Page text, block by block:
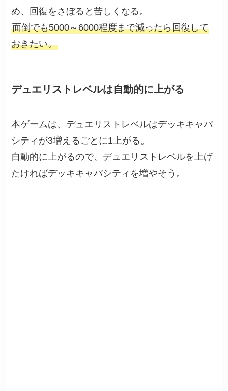
め、回復をさぼると苦しくなる。
面倒でも5000～6000程度まで減ったら回復して
おきたい。
デュエリストレベルは自動的に上がる
本ゲームは、デュエリストレベルはデッキキャパ
シティが3増えるごとに1上がる。
自動的に上がるので、デュエリストレベルを上げ
たければデッキキャパシティを増やそう。